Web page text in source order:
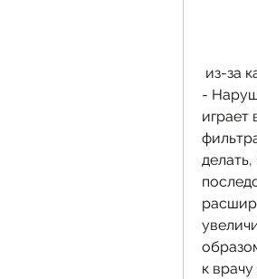
из-за
-
играет
к